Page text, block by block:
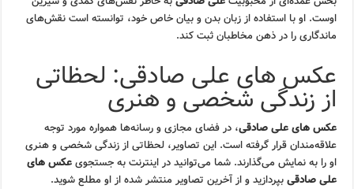
اوست. او با استفاده از زبان بدن و بیان خاص خود، توانسته است نقش‌های
ماندگاری را در ذهن مخاطبان ثبت کند.
عکس های علی صادقی: لحظاتی
از زندگی شخصی و هنری
عکس های علی صادقی، در فضای مجازی و رسانه‌ها همواره مورد توجه
علاقه‌مندان قرار گرفته است. این تصاویر، لحظاتی از زندگی شخصی و هنری
او را به نمایش می‌گذارند. شما می‌توانید در اینترنت به جستجویعکس های
علی صادقیبپردازید و از آخرین تصاویر منتشر شده از او مطلع شوید.